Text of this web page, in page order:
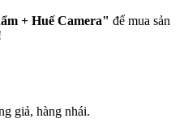
+ Huế Camera" để mua sản
giả, hàng nhái.